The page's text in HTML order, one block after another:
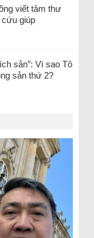
viết tâm thư
giúp
sản”: Vì sao Tô
sản thứ 2?